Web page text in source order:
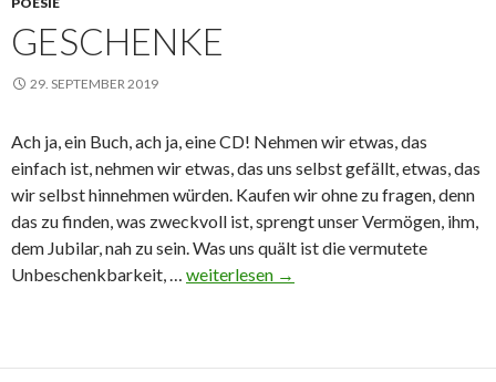
GESCHENKE
29. SEPTEMBER 2019
Ach ja, ein Buch, ach ja, eine CD! Nehmen wir etwas, das
einfach ist, nehmen wir etwas, das uns selbst gefällt, etwas, das
wir selbst hinnehmen würden. Kaufen wir ohne zu fragen, denn
das zu finden, was zweckvoll ist, sprengt unser Vermögen, ihm,
dem Jubilar, nah zu sein. Was uns quält ist die vermutete
Unbeschenkbarkeit, … Geschenke
weiterlesen →